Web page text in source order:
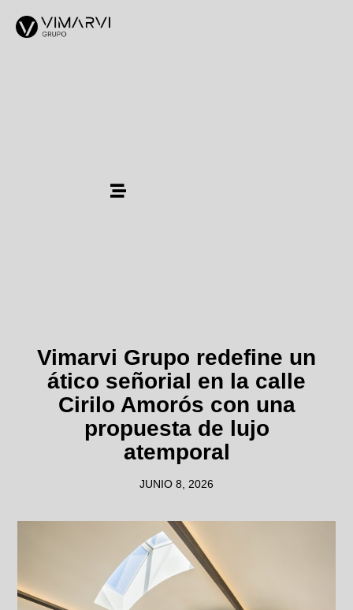
Vimarvi Grupo redefine un
ático señorial en la calle
Cirilo Amorós con una
propuesta de lujo
atemporal
JUNIO 8, 2026